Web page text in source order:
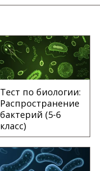
Тест по биологии:
Распространение
бактерий (5-6
класс)